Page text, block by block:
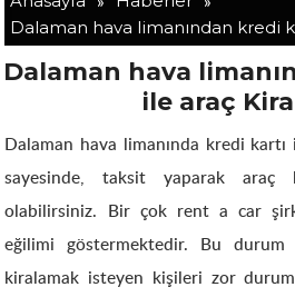
Dalaman hava limanından kredi
Dalaman hava
ile araç
Dalaman hava limanında kredi
sayesinde, taksit yaparak araç
olabilirsiniz. Bir çok rent a car
eğilimi göstermektedir. Bu
kiralamak isteyen kişileri zor